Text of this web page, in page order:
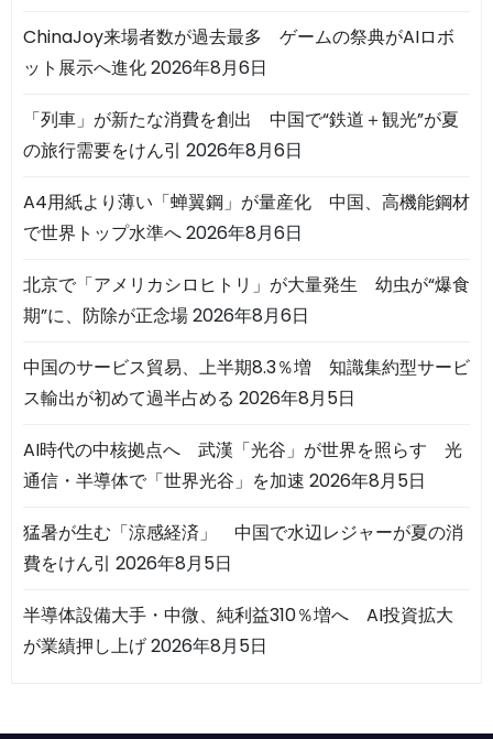
ChinaJoy来場者数が過去最多 ゲームの祭典がAIロボ
ット展示へ進化2026年8月6日
「列車」が新たな消費を創出 中国で“鉄道＋観光”が夏
の旅行需要をけん引 2026年8月6日
A4用紙より薄い「蝉翼鋼」が量産化 中国、高機能鋼材
で世界トップ水準へ2026年8月6日
北京で「アメリカシロヒトリ」が大量発生 幼虫が“爆食
期”に、防除が正念場2026年8月6日
中国のサービス貿易、上半期8.3％増 知識集約型サービ
ス輸出が初めて過半占める 2026年8月5日
AI時代の中核拠点へ 武漢「光谷」が世界を照らす 光
通信・半導体で「世界光谷」を加速 2026年8月5日
猛暑が生む「涼感経済」 中国で水辺レジャーが夏の消
費をけん引 2026年8月5日
半導体設備大手・中微、純利益310％増へ AI投資拡大
が業績押し上げ2026年8月5日